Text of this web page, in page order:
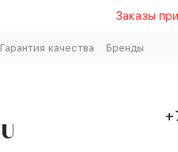
Заказы
Гарантия качества Бренды